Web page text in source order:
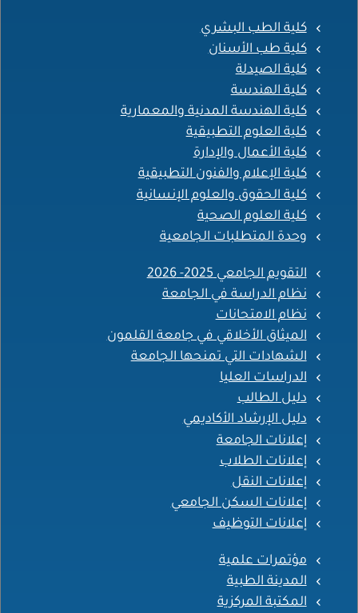
كلية الطب البشري
كلية طب الأسنان
كلية الصيدلة
كلية الهندسة
كلية الهندسة المدنية والمعمارية
كلية العلوم التطبيقية
كلية الأعمال والإدارة
كلية الإعلام والفنون التطبيقية
كلية الحقوق والعلوم الإنسانية
كلية العلوم الصحية
وحدة المتطلبات الجامعية
التقويم الجامعي 2025- 2026
نظام الدراسة في الجامعة
نظام الامتحانات
الميثاق الأخلاقي في جامعة القلمون
الشهادات التي تمنحها الجامعة
الدراسات العليا
دليل الطالب
دليل الإرشاد الأكاديمي
إعلانات الجامعة
إعلانات الطلاب
إعلانات النقل
إعلانات السكن الجامعي
إعلانات التوظيف
مؤتمرات علمية
المدينة الطبية
المكتبة المركزية